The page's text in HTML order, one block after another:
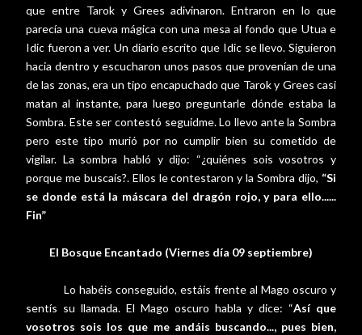
que entre Tarok y Grees adivinaron. Entraron en lo que
parecía una cueva mágica con una mesa al fondo que Utua e
Idic fueron a ver. Un diario escrito que Idic se llevo. Siguieron
hacia dentro y escucharon unos pasos que provenían de una
de las zonas, era un tipo encapuchado que Tarok y Grees casi
matan al instante, para luego preguntarle dónde estaba la
Sombra. Este ser contestó seguidme. Lo llevo ante la Sombra
pero este tipo murió por no cumplir bien su cometido de
vigilar. La sombra habló y dijo: “¿quiénes sois vosotros y
porque me buscaís?. Ellos le contestaron y la Sombra dijo, “Si
se donde está la máscara del dragón rojo, y para ello......
Fin”
El Bosque Encantado (Viernes día 09 septiembre)
Lo habéis conseguido, estáis frente al Mago oscuro y
sentís su llamada. El Mago oscuro habla y dice: “Así que
vosotros sois los que me andáis buscando..., pues bien,